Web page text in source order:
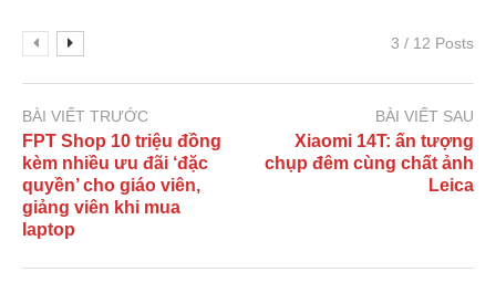
3 / 12 Posts
BÀI VIẾT TRƯỚC
FPT Shop 10 triệu đồng
kèm nhiều ưu đãi ‘đặc
quyền’ cho giáo viên,
giảng viên khi mua
laptop
BÀI VIẾT SAU
Xiaomi 14T: ấn tượng
chụp đêm cùng chất ảnh
Leica